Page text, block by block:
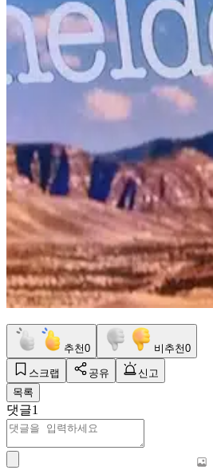
추천0 비추천0
스크랩 공유
신고
목록
댓글1